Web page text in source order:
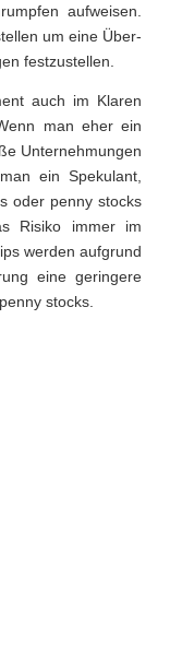
aufweisen.
um eine Über-
festzustellen.
auch im Klaren
man eher ein
Unternehmungen
ein Spekulant,
oder penny stocks
Risiko immer im
werden aufgrund
eine geringere
stocks.